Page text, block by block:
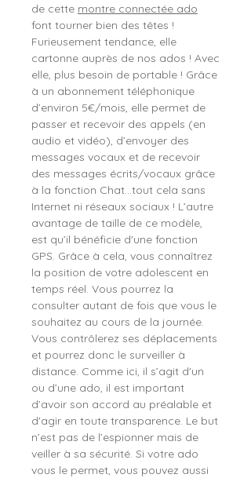
de cette montre connectée ado
font tourner bien des têtes !
Furieusement tendance, elle
cartonne auprès de nos ados ! Avec
elle, plus besoin de portable ! Grâce
à un abonnement téléphonique
d’environ 5€/mois, elle permet de
passer et recevoir des appels (en
audio et vidéo), d’envoyer des
messages vocaux et de recevoir
des messages écrits/vocaux grâce
à la fonction Chat…tout cela sans
Internet ni réseaux sociaux ! L’autre
avantage de taille de ce modèle,
est qu’il bénéficie d'une fonction
GPS. Grâce à cela, vous connaîtrez
la position de votre adolescent en
temps réel. Vous pourrez la
consulter autant de fois que vous le
souhaitez au cours de la journée.
Vous contrôlerez ses déplacements
et pourrez donc le surveiller à
distance. Comme ici, il s’agit d'un
ou d’une ado, il est important
d’avoir son accord au préalable et
d'agir en toute transparence. Le but
n’est pas de l’espionner mais de
veiller à sa sécurité. Si votre ado
vous le permet, vous pouvez aussi